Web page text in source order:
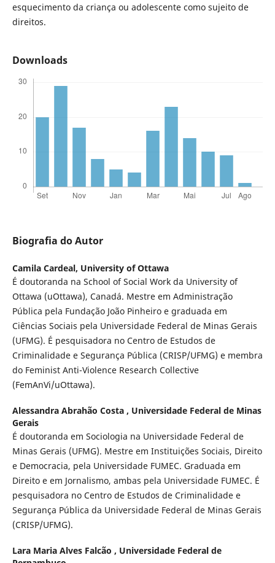
esquecimento da criança ou adolescente como sujeito de
direitos.
Downloads
Biografia do Autor
Camila Cardeal, University of Ottawa
É doutoranda na School of Social Work da University of
Ottawa (uOttawa), Canadá. Mestre em Administração
Pública pela Fundação João Pinheiro e graduada em
Ciências Sociais pela Universidade Federal de Minas Gerais
(UFMG). É pesquisadora no Centro de Estudos de
Criminalidade e Segurança Pública (CRISP/UFMG) e membra
do Feminist Anti-Violence Research Collective
(FemAnVi/uOttawa).
Alessandra Abrahão Costa , Universidade Federal de Minas
Gerais
É doutoranda em Sociologia na Universidade Federal de
Minas Gerais (UFMG). Mestre em Instituições Sociais, Direito
e Democracia, pela Universidade FUMEC. Graduada em
Direito e em Jornalismo, ambas pela Universidade FUMEC. É
pesquisadora no Centro de Estudos de Criminalidade e
Segurança Pública da Universidade Federal de Minas Gerais
(CRISP/UFMG).
Lara Maria Alves Falcão , Universidade Federal de